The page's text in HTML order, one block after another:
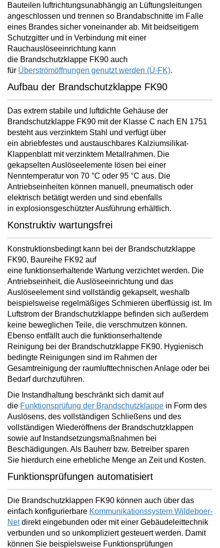
Bauteilen luftrichtungsunabhängig an Lüftungsleitungen
angeschlossen und trennen so Brandabschnitte im Falle
eines Brandes sicher voneinander ab. Mit beidseitigem
Schutzgitter und in Verbindung mit einer
Rauchauslöseeinrichtung kann
die Brandschutzklappe FK90 auch
für Überströmöffnungen genutzt werden (Ü-FK).
Aufbau der Brandschutzklappe FK90
Das extrem stabile und luftdichte Gehäuse der
Brandschutzklappe FK90 mit der Klasse C nach EN 1751
besteht aus verzinktem Stahl und verfügt über
ein abriebfestes und austauschbares Kalziumsilikat-
Klappenblatt mit verzinktem Metallrahmen. Die
gekapselten Auslöseelemente lösen bei einer
Nenntemperatur von 70 °C oder 95 °C aus. Die
Antriebseinheiten können manuell, pneumatisch oder
elektrisch betätigt werden und sind ebenfalls
in explosionsgeschützter Ausführung erhältlich.
Konstruktiv wartungsfrei
Konstruktionsbedingt kann bei der Brandschutzklappe
FK90, Baureihe FK92 auf
eine funktionserhaltende Wartung verzichtet werden. Die
Antriebseinheit, die Auslöseeinrichtung und das
Auslöseelement sind vollständig gekapselt, weshalb
beispielsweise regelmäßiges Schmieren überflüssig ist. Im
Luftstrom der Brandschutzklappe befinden sich außerdem
keine beweglichen Teile, die verschmutzen können.
Ebenso entfällt auch die funktionserhaltende
Reinigung bei der Brandschutzklappe FK90. Hygienisch
bedingte Reinigungen sind im Rahmen der
Gesamtreinigung der raumlufttechnischen Anlage oder bei
Bedarf durchzuführen.
Die Instandhaltung beschränkt sich damit auf
die Funktionsprüfung der Brandschutzklappe in Form des
Auslösens, des vollständigen Schließens und des
vollständigen Wiederöffnens der Brandschutzklappen
sowie auf Instandsetzungsmaßnahmen bei
Beschädigungen. Als Bauherr bzw. Betreiber sparen
Sie hierdurch eine erhebliche Menge an Zeit und Kosten.
Funktionsprüfungen automatisiert
Die Brandschutzklappen FK90 können auch über das
einfach konfigurierbare Kommunikationssystem Wildeboer-
Net direkt eingebunden oder mit einer Gebäudeleittechnik
verbunden und so unkompliziert gesteuert werden. Damit
können Sie beispielsweise Funktionsprüfungen